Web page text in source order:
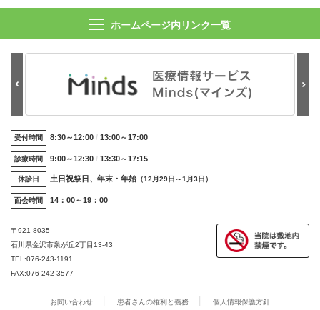
ホームページ内リンク一覧
受付時間 8:30～12:00 13:00～17:00
診療時間 9:00～12:30 13:30～17:15
休診日 土日祝祭日、年末・年始 （12月29日～1月3日）
面会時間 14：00～19：00
〒921-8035
石川県金沢市泉が丘2丁目13-43
TEL:076-243-1191
FAX:076-242-3577
お問い合わせ 患者さんの権利と義務 個人情報保護方針